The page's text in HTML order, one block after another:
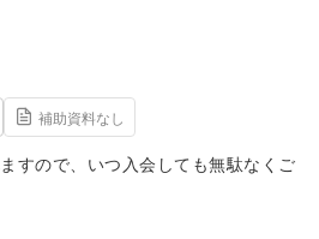
補助資料なし
すので、いつ入会しても無駄なくご